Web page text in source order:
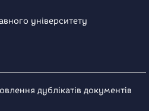
університету
дублікатів документів